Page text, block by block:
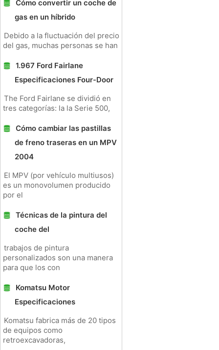
Cómo convertir un coche de
gas en un híbrido
Debido a la fluctuación del precio
del gas, muchas personas se han
1.967 Ford Fairlane
Especificaciones Four-Door
The Ford Fairlane se dividió en
tres categorías: la la Serie 500,
Cómo cambiar las pastillas
de freno traseras en un MPV
2004
El MPV (por vehículo multiusos)
es un monovolumen producido
por el
Técnicas de la pintura del
coche del
trabajos de pintura
personalizados son una manera
para que los con
Komatsu Motor
Especificaciones
Komatsu fabrica más de 20 tipos
de equipos como
retroexcavadoras,